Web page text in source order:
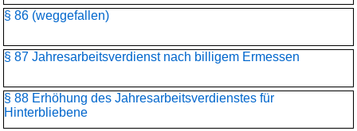
§ 86 (weggefallen)
§ 87 Jahresarbeitsverdienst nach billigem Ermessen
§ 88 Erhöhung des Jahresarbeitsverdienstes für
Hinterbliebene